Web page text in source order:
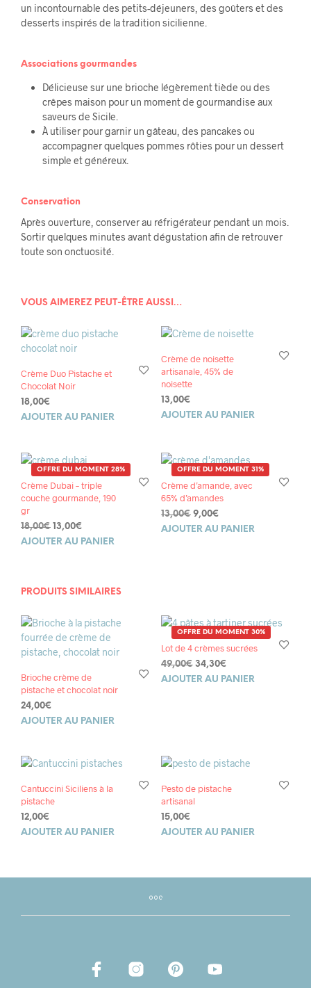
un incontournable des petits-déjeuners, des goûters et des
desserts inspirés de la tradition sicilienne.
Associations gourmandes
Délicieuse sur une brioche légèrement tiède ou des
crêpes maison pour un moment de gourmandise aux
saveurs de Sicile.
À utiliser pour garnir un gâteau, des pancakes ou
accompagner quelques pommes rôties pour un dessert
simple et généreux.
Conservation
Après ouverture, conserver au réfrigérateur pendant un mois.
Sortir quelques minutes avant dégustation afin de retrouver
toute son onctuosité.
VOUS AIMEREZ PEUT-ÊTRE AUSSI…
Crème Duo Pistache et
Chocolat Noir
18,00€
AJOUTER AU PANIER
Crème de noisette
artisanale, 45% de
noisette
13,00€
AJOUTER AU PANIER
OFFRE DU MOMENT 28%
Crème Dubai – triple
couche gourmande, 190
gr
18,00€ Le
prix
13,00€
prix
AJOUTER AU PANIER
OFFRE DU MOMENT 31%
Crème d’amande, avec
65% d’amandes
13,00€ Le
prix
9,00€Le
prix
AJOUTER AU PANIER
PRODUITS SIMILAIRES
Brioche crème de
pistache et chocolat noir
24,00€
AJOUTER AU PANIER
OFFRE DU MOMENT 30%
Lot de 4 crèmes sucrées
49,00€ Le
prix
34,30€Le
prix
AJOUTER AU PANIER
Cantuccini Siciliens à la
pistache
12,00€
AJOUTER AU PANIER
Pesto de pistache
artisanal
15,00€
AJOUTER AU PANIER